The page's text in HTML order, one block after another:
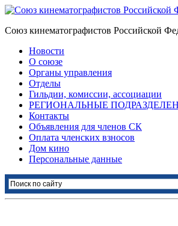
Союз кинематографистов Российской
Новости
О союзе
Органы управления
Отделы
Гильдии, комиссии, ассоциации
РЕГИОНАЛЬНЫЕ
Контакты
Объявления для членов СК
Оплата членских взносов
Дом кино
Персональные данные